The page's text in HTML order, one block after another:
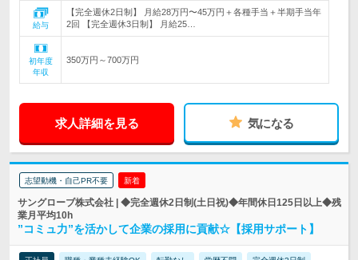
給与
【完全週休2日制】 月給28万円〜45万円＋各種手当＋半期手当年
2回 【完全週休3日制】 月給25…
初年度
年収
350万円～700万円
求人詳細を見る 気になる
志望動機・自己PR不要 新着
サングローブ株式会社 | ◆完全週休2日制(土日祝)◆年間休日125日以上◆残
業月平均10h
”コミュ力”を活かして企業の採用に貢献☆【採用サポート】